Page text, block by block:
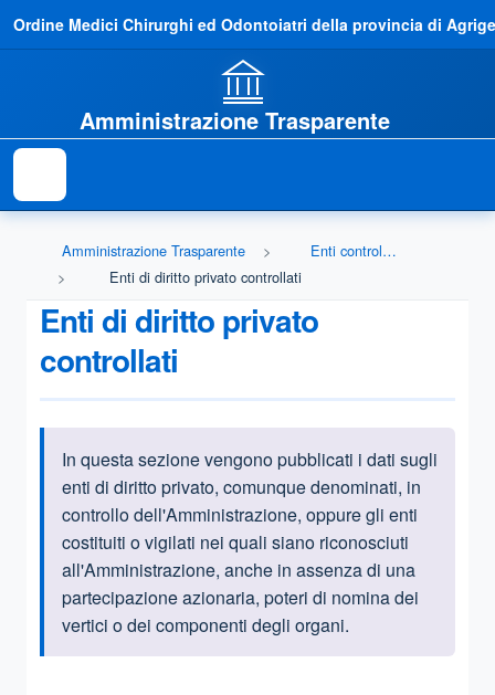
Ordine Medici Chirurghi ed Odontoiatri della provincia di
Amministrazione Trasparente
Amministrazione Trasparente
Enti controllati
Enti di diritto privato controllati
Enti di diritto privato
controllati
Informazioni introduttive
In questa sezione vengono pubblicati i dati sugli
enti di diritto privato, comunque denominati, in
controllo dell'Amministrazione, oppure gli enti
costituiti o vigilati nei quali siano riconosciuti
all'Amministrazione, anche in assenza di una
partecipazione azionaria, poteri di nomina dei
vertici o dei componenti degli organi.